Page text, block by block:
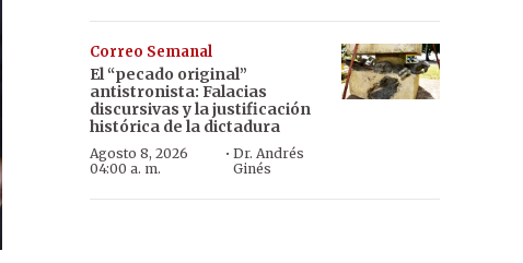
Correo Semanal
El “pecado original”
antistronista: Falacias
discursivas y la justificación
histórica de la dictadura
Agosto 8, 2026
04:00 a. m.
·Dr. Andrés
Ginés